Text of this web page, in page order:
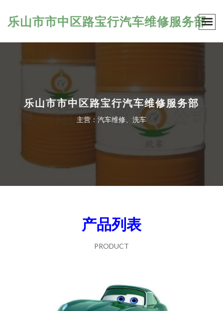
乐山市市中区路宝行汽车维修服务部
乐山市市中区路宝行汽车维修服务部
主营：汽车维修、洗车
产品列表
PRODUCT